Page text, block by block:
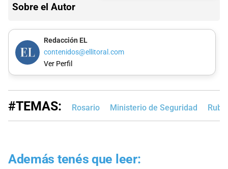
Sobre el Autor
Redacción EL
contenidos@ellitoral.com
Ver Perfil
#TEMAS: Rosario Ministerio de Seguridad
Además tenés que leer: